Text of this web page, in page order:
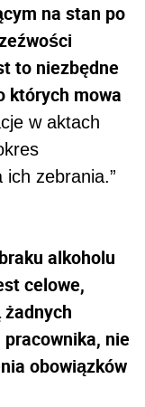
na stan po
to niezbędne
których mowa
w aktach
zebrania.”
alkoholu
celowe,
nie
obowiązków